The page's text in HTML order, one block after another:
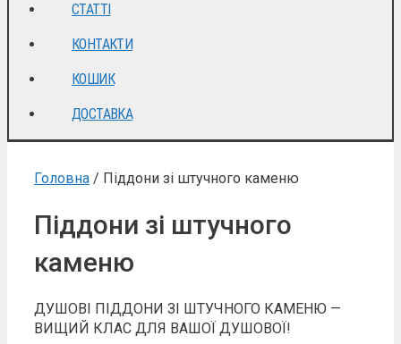
СТАТТІ
КОНТАКТИ
КОШИК
ДОСТАВКА
Головна / Піддони зі штучного каменю
Піддони зі штучного
каменю
ДУШОВІ ПІДДОНИ ЗІ ШТУЧНОГО КАМЕНЮ —
ВИЩИЙ КЛАС ДЛЯ ВАШОЇ ДУШОВОЇ!